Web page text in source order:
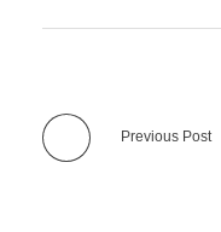
Previous Post